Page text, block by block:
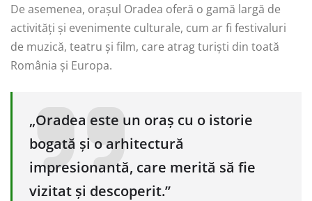
De asemenea, orașul Oradea oferă o gamă largă de
activități și evenimente culturale, cum ar fi festivaluri
de muzică, teatru și film, care atrag turiști din toată
România și Europa.
„Oradea este un oraș cu o istorie
bogată și o arhitectură
impresionantă, care merită să fie
vizitat și descoperit.”